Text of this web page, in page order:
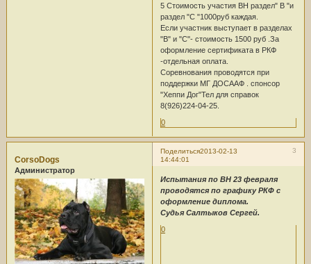
5 Стоимость участия BH раздел" B "и
раздел "С "1000руб каждая.
Если участник выступает в разделах
"B" и "С"- стоимость 1500 руб .За
оформление сертификата в РКФ
-отдельная оплата.
Соревнования проводятся при
поддержки МГ ДОСААФ . спонсор
"Хеппи Дог"Тел для справок
8(926)224-04-25.
0
Поделиться 3
2013-02-13
14:44:01
CorsoDogs
Администратор
Испытания по BH 23 февраля
проводятся по графику РКФ с
оформление диплома.
Судья Салтыков Сергей.
0